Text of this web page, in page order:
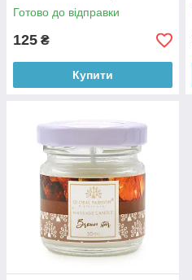
Готово до відправки
125 ₴
Купити